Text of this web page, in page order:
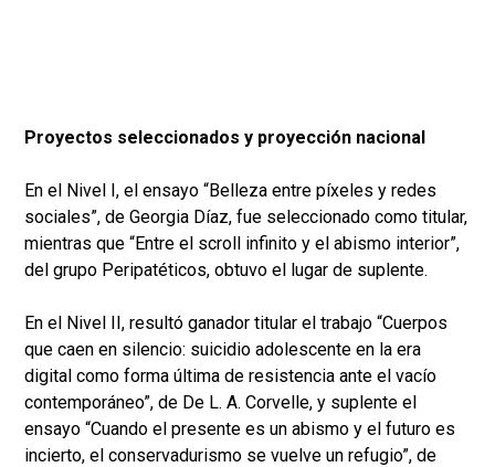
Proyectos seleccionados y proyección nacional
En el Nivel I, el ensayo “Belleza entre píxeles y redes
sociales”, de Georgia Díaz, fue seleccionado como titular,
mientras que “Entre el scroll infinito y el abismo interior”,
del grupo Peripatéticos, obtuvo el lugar de suplente.
En el Nivel II, resultó ganador titular el trabajo “Cuerpos
que caen en silencio: suicidio adolescente en la era
digital como forma última de resistencia ante el vacío
contemporáneo”, de De L. A. Corvelle, y suplente el
ensayo “Cuando el presente es un abismo y el futuro es
incierto, el conservadurismo se vuelve un refugio”, de